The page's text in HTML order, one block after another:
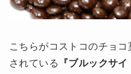
こちらがコストコのチョ
されている 『ブルックサ